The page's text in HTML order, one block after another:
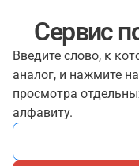
Сервис
Введите слово, к
аналог, и нажмите
просмотра
алфавиту.